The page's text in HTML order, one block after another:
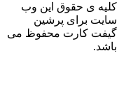
کلیه ی حقوق این وب
سایت برای پرشین
گیفت کارت محفوظ می
باشد.